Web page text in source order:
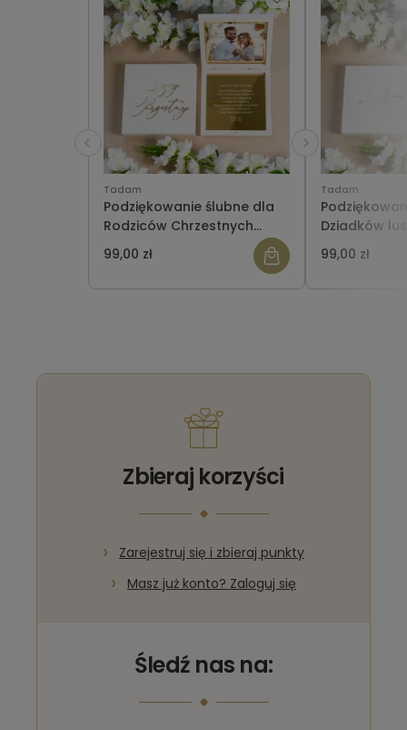
Tadam
Podziękowanie ślubne dla
Rodziców Chrzestnych
lustrzane w pudełeczku ze
zdjęciem
99,00 zł
Tadam
Dziadków
pudełeczku
99,00 zł
Zbieraj korzyści
Zarejestruj się i zbieraj punkty
Masz już konto? Zaloguj się
Śledź nas na: